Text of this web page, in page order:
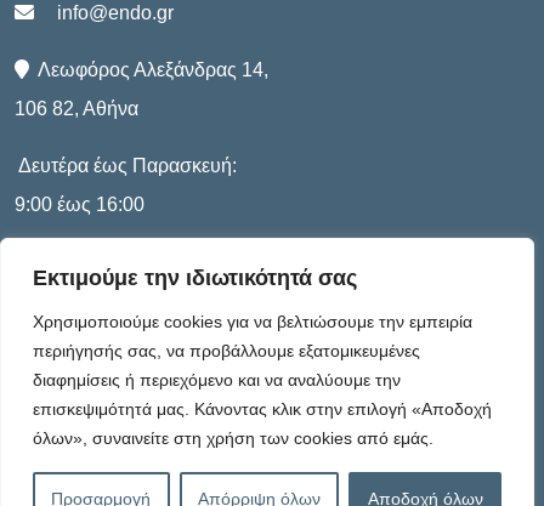
Εκτιμούμε την ιδιωτικότητά σας
Χρησιμοποιούμε cookies για να βελτιώσουμε την εμπειρία
περιήγησής σας, να προβάλλουμε εξατομικευμένες
διαφημίσεις ή περιεχόμενο και να αναλύουμε την
επισκεψιμότητά μας. Κάνοντας κλικ στην επιλογή «Αποδοχή
όλων», συναινείτε στη χρήση των cookies από εμάς.
Προσαρμογή Απόρριψη όλων Αποδοχή όλων
info@endo.gr
Λεωφόρος Αλεξάνδρας 14,
106 82, Αθήνα
Δευτέρα έως Παρασκευή:
9:00 έως 16:00
Πληροφορίες
Καταστατικό
Πολιτική Απορρήτου